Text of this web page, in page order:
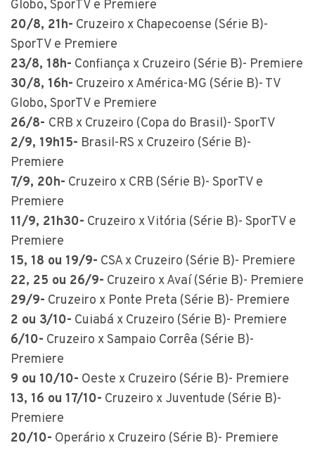
Globo, SporTV e Premiere
20/8, 21h- Cruzeiro x Chapecoense (Série B)-
SporTV e Premiere
23/8, 18h- Confiança x Cruzeiro (Série B)- Premiere
30/8, 16h- Cruzeiro x América-MG (Série B)- TV
Globo, SporTV e Premiere
26/8- CRB x Cruzeiro (Copa do Brasil)- SporTV
2/9, 19h15- Brasil-RS x Cruzeiro (Série B)-
Premiere
7/9, 20h- Cruzeiro x CRB (Série B)- SporTV e
Premiere
11/9, 21h30- Cruzeiro x Vitória (Série B)- SporTV e
Premiere
15, 18 ou 19/9- CSA x Cruzeiro (Série B)- Premiere
22, 25 ou 26/9- Cruzeiro x Avaí (Série B)- Premiere
29/9- Cruzeiro x Ponte Preta (Série B)- Premiere
2 ou 3/10- Cuiabá x Cruzeiro (Série B)- Premiere
6/10- Cruzeiro x Sampaio Corrêa (Série B)-
Premiere
9 ou 10/10- Oeste x Cruzeiro (Série B)- Premiere
13, 16 ou 17/10- Cruzeiro x Juventude (Série B)-
Premiere
20/10- Operário x Cruzeiro (Série B)- Premiere